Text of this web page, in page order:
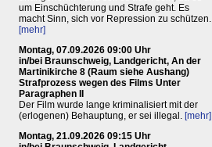
um Einschüchterung und Strafe geht. Es
macht Sinn, sich vor Repression zu schützen.
[mehr]
Montag, 07.09.2026 09:00 Uhr
in/bei Braunschweig, Landgericht, An der
Martinikirche 8 (Raum siehe Aushang)
Strafprozess wegen des Films Unter
Paragraphen II
Der Film wurde lange kriminalisiert mit der
(erlogenen) Behauptung, er sei illegal. [mehr]
Montag, 21.09.2026 09:15 Uhr